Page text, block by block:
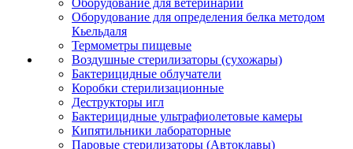
Оборудование для ветеринарии
Оборудование для определения белка методом
Кьельдаля
Термометры пищевые
Воздушные стерилизаторы (сухожары)
Бактерицидные облучатели
Коробки стерилизационные
Деструкторы игл
Бактерицидные ультрафиолетовые камеры
Кипятильники лабораторные
Паровые стерилизаторы (Автоклавы)